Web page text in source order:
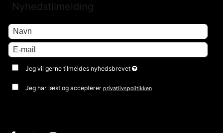
Nyhedstilmelding
Jeg vil gerne tilmeldes nyhedsbrevet
Jeg har læst og acceptererprivatlivspolitikken